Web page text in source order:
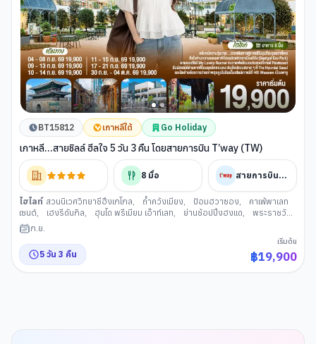
BT15812 เกาหลีใต้ Go Holiday
เกาหลี...สายชิลล์ ฮีลใจ 5 วัน 3 คืน โดยสายการบิน T’way (TW)
8 มื้อ สายการบินทีเวย์
ไฮไลท์ สวนนิเวศวิทยาชีฮึงเกโกล, ถ้ำควังเมียง, ป้อมฮวาซอง,
คาเฟ่พาเลท
เซนต์, เฮงรีดันกิล, ฮุนได พรีเมียม เอ๊าท์เลท, ย่านช้อปปิ้งฮงแด,
พระราชวังถ็
อกซูกุง
สมุนไพรเกาหลี
ก.ย.
5 วัน 3 คืน
เริ่มต้น
฿19,900